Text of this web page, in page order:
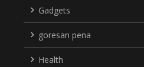
Gadgets
goresan pena
Health